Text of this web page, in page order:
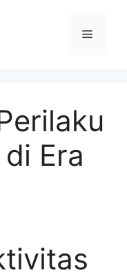
Menu
Era